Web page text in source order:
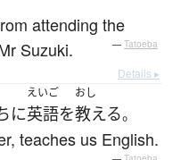
attending the
Suzuki.
— Tatoeba
Details ▸
に
えいご
英語を
おし
教える。
teaches us English.